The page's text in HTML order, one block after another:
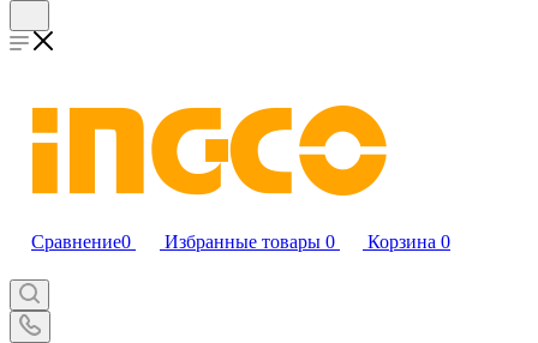
Сравнение0 Избранные товары 0 Корзина 0